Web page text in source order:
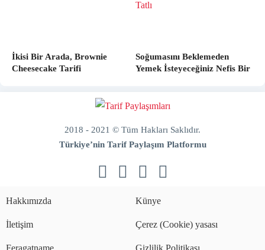
İkisi Bir Arada, Brownie
Cheesecake Tarifi
Soğumasını Beklemeden
Yemek İsteyeceğiniz Nefis Bir
2018 - 2021 © Tüm Hakları Saklıdır.
Türkiye’nin Tarif Paylaşım Platformu
sabitleme
Hakkımızda Künye
İletişim Çerez (Cookie) yasası